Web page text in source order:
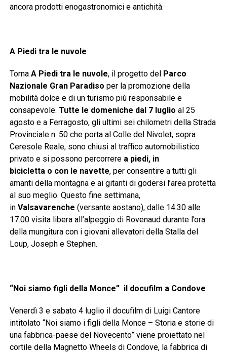
ancora prodotti enogastronomici e antichità.
A Piedi tra le nuvole
Torna A Piedi tra le nuvole, il progetto del Parco
Nazionale Gran Paradiso per la promozione della
mobilità dolce e di un turismo più responsabile e
consapevole. Tutte le domeniche dal 7 luglio al 25
agosto e a Ferragosto, gli ultimi sei chilometri della Strada
Provinciale n. 50 che porta al Colle del Nivolet, sopra
Ceresole Reale, sono chiusi al traffico automobilistico
privato e si possono percorrere a piedi, in
bicicletta o con le navette, per consentire a tutti gli
amanti della montagna e ai gitanti di godersi l’area protetta
al suo meglio. Questo fine settimana,
in Valsavarenche (versante aostano), dalle 14.30 alle
17.00 visita libera all’alpeggio di Rovenaud durante l’ora
della mungitura con i giovani allevatori della Stalla del
Loup, Joseph e Stephen.
“Noi siamo figli della Monce” il docufilm a Condove
Venerdì 3 e sabato 4 luglio il docufilm di Luigi Cantore
intitolato “Noi siamo i figli della Monce – Storia e storie di
una fabbrica-paese del Novecento” viene proiettato nel
cortile della Magnetto Wheels di Condove, la fabbrica di